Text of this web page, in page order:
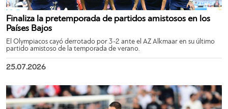
Finaliza la pretemporada de partidos amistosos en los
Países Bajos
El Olympiacos cayó derrotado por 3-2 ante el AZ Alkmaar en su último
partido amistoso de la temporada de verano.
25.07.2026